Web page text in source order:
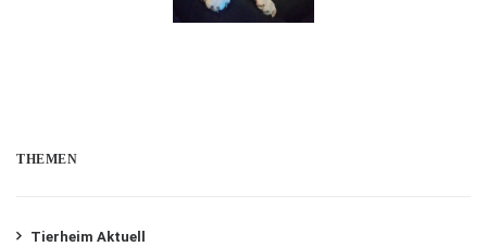
THEMEN
Tierheim Aktuell